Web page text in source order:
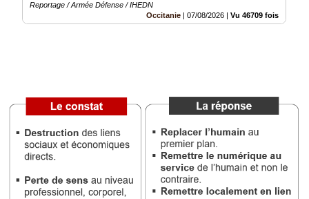
Reportage / Armée Défense / IHEDN
Occitanie
07/08/2026 Vu 46709 fois